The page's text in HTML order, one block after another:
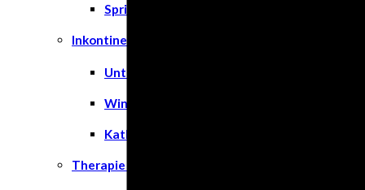
Spritzen
Inkontinenz
Unterlagen
Windeln
Katheter
Therapie & Kompression